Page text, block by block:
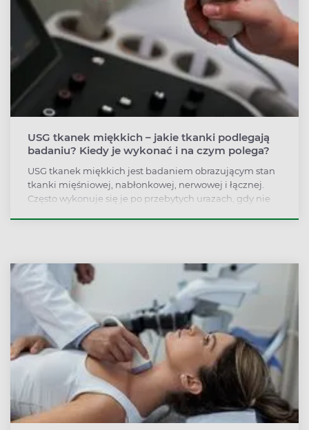
USG tkanek miękkich – jakie tkanki podlegają
badaniu? Kiedy je wykonać i na czym polega?
USG tkanek miękkich jest badaniem obrazującym stan
tkanki mięśniowej, nabłonkowej, nerwowej i łącznej.
Często wykonuje się je po przebytych urazach, gdy nie